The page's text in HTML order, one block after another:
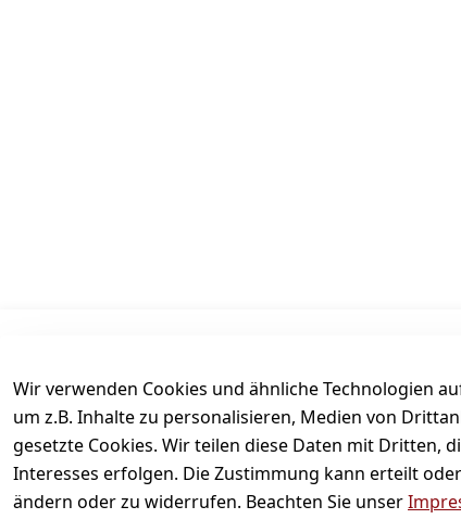
Wir verwenden Cookies und ähnliche Technologien
um z.B. Inhalte zu personalisieren, Medien von
gesetzte Cookies. Wir teilen diese Daten mit Dritten,
Interesses erfolgen. Die Zustimmung kann erteilt
ändern oder zu widerrufen. Beachten Sie unser
AGB
Datenschutz
Versand
Widerrufsrecht
Kasse
Login
Warenkorb
Wunschliste